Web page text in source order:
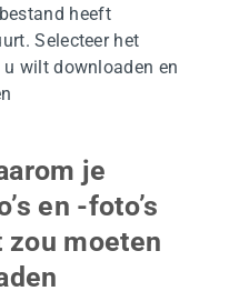
heeft
Selecteer het
wilt downloaden en
je
en -foto’s
zou moeten